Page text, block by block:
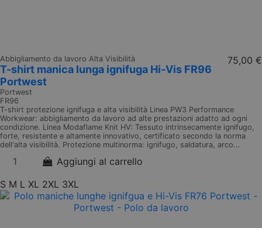
Abbigliamento da lavoro Alta Visibilità
T-shirt manica lunga ignifuga Hi-Vis FR96
Portwest
Portwest
FR96
75,00 €
T-shirt protezione ignifuga e alta visibilità Linea PW3 Performance
Workwear: abbigliamento da lavoro ad alte prestazioni adatto ad ogni
condizione. Linea Modaflame Knit HV: Tessuto intrinsecamente ignifugo,
forte, resistente e altamente innovativo, certificato secondo la norma
dell'alta visibilità. Protezione multinorma: ignifugo, saldatura, arco...
Aggiungi al carrello
S M L XL 2XL 3XL